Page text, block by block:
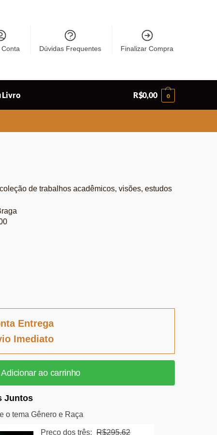
Dúvidas Frequentes Finalizar Compra
Livro R$0,00 0
de trabalhos acadêmicos, visões, estudos
Entrega
Imediato
Adicionar ao carrinho
Juntos
o tema Gênero e Raça
Preço dos três: R$295,62